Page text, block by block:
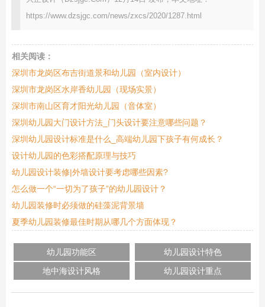
https://www.dzsjgc.com/news/zxcs/2020/1287.html
相关阅读：
深圳市龙岗区布吉街道景和幼儿园（室内设计）
深圳市龙岗区水岸香幼儿园（现场实景）
深圳市南山区育才阳光幼儿园（音体室）
深圳幼儿园大门设计方法_门头设计要注意哪些问题？
深圳幼儿园设计标准是什么_高端幼儿园下孩子有何成长？
设计幼儿园的色彩搭配原理与技巧
幼儿园设计装修|外墙设计要考虑哪些因素?
怎么做一个“一切为了孩子”的幼儿园设计？
幼儿园装修时必须做的硅藻泥背景墙
夏季幼儿园装修最佳时期从哪几个方面体现？
幼儿园功能区
幼儿园设计特色
地中海设计风格
幼儿园设计重点